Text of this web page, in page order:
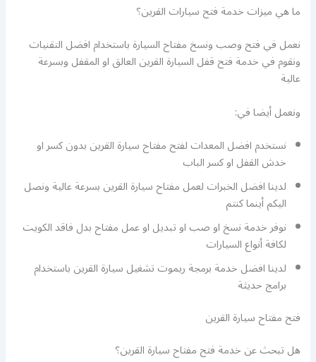
ما هي ميزات خدمة فتح سيارات القرين؟
نعمل في فتح وصب ونسخ مفتاح السيارة باستخدام افضل التقنيات
ونقوم في خدمة فتح قفل السيارة القرين العالق او المقفل وبسرعة
عالية
ونعمل أيضا في:
نستخدم افضل المعدات لفتح مفتاح سيارة القرين بدون كسر او
خدش القفل او كسر الباب
لدينا افضل الخبرات لعمل مفتاح سيارة القرين بسرعة عالية ونصل
اليكم أينما كنتم
نوفر خدمة نسخ او صب او تبديل او عمل مفتاح بدل فاقد الكويت
لكافة أنواع السيارات
لدينا افضل خدمة برمجة ريموت تشغيل سيارة القرين باستخدام
برامج حديثة
فتح مفتاح سيارة القرين
هل تبحث عن خدمة فتح مفتاح سيارة القرين؟